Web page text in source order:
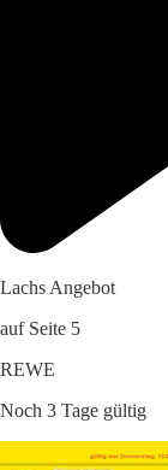
Lachs Angebot
auf Seite 5
REWE
Noch 3 Tage gültig